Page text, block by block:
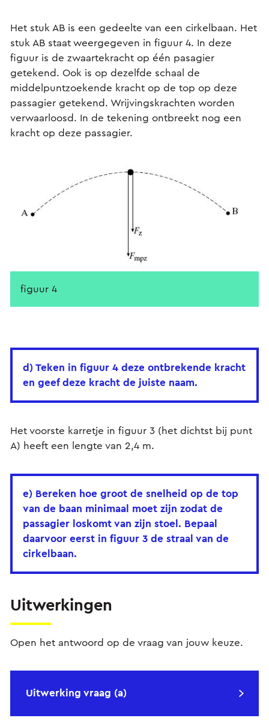
Het stuk AB is een gedeelte van een cirkelbaan. Het
stuk AB staat weergegeven in figuur 4. In deze
figuur is de zwaartekracht op één pasagier
getekend. Ook is op dezelfde schaal de
middelpuntzoekende kracht op de top op deze
passagier getekend. Wrijvingskrachten worden
verwaarloosd. In de tekening ontbreekt nog een
kracht op deze passagier.
figuur 4
d) Teken in figuur 4 deze ontbrekende kracht
en geef deze kracht de juiste naam.
Het voorste karretje in figuur 3 (het dichtst bij punt
A) heeft een lengte van 2,4 m.
e) Bereken hoe groot de snelheid op de top
van de baan minimaal moet zijn zodat de
passagier loskomt van zijn stoel. Bepaal
daarvoor eerst in figuur 3 de straal van de
cirkelbaan.
Uitwerkingen
Open het antwoord op de vraag van jouw keuze.
Uitwerking vraag (a)